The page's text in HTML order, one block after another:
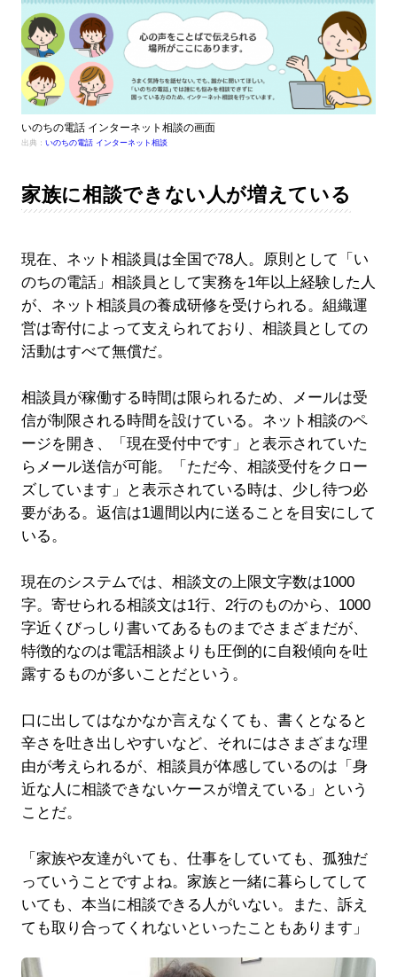
いのちの電話 インターネット相談の画面
出典： いのちの電話 インターネット相談
家族に相談できない人が増えている
現在、ネット相談員は全国で78人。原則として「い
のちの電話」相談員として実務を1年以上経験した人
が、ネット相談員の養成研修を受けられる。組織運
営は寄付によって支えられており、相談員としての
活動はすべて無償だ。
相談員が稼働する時間は限られるため、メールは受
信が制限される時間を設けている。ネット相談のペ
ージを開き、「現在受付中です」と表示されていた
らメール送信が可能。「ただ今、相談受付をクロー
ズしています」と表示されている時は、少し待つ必
要がある。返信は1週間以内に送ることを目安にして
いる。
現在のシステムでは、相談文の上限文字数は1000
字。寄せられる相談文は1行、2行のものから、1000
字近くびっしり書いてあるものまでさまざまだが、
特徴的なのは電話相談よりも圧倒的に自殺傾向を吐
露するものが多いことだという。
口に出してはなかなか言えなくても、書くとなると
辛さを吐き出しやすいなど、それにはさまざまな理
由が考えられるが、相談員が体感しているのは「身
近な人に相談できないケースが増えている」という
ことだ。
「家族や友達がいても、仕事をしていても、孤独だ
っていうことですよね。家族と一緒に暮らしてして
いても、本当に相談できる人がいない。また、訴え
ても取り合ってくれないといったこともあります」